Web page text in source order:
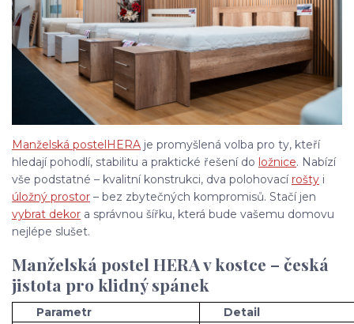
Manželská postelHERA je promyšlená volba pro ty, kteří
hledají pohodlí, stabilitu a praktické řešení do ložnice. Nabízí
vše podstatné – kvalitní konstrukci, dva polohovací rošty i
úložný prostor – bez zbytečných kompromisů. Stačí jen
vybrat dekor a správnou šířku, která bude vašemu domovu
nejlépe slušet.
Manželská postel HERA v kostce – česká
jistota pro klidný spánek
Parametr
Detail